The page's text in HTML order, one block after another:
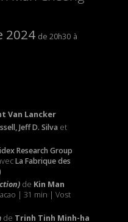
2024
20h30
Van Lancker
Jeff D. Silva et
Research Group
La Fabrique des
de Kin Man
| 31 min | Vost
de Trinh Tinh Minh-ha